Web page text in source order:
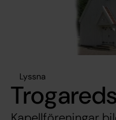
Lyssna